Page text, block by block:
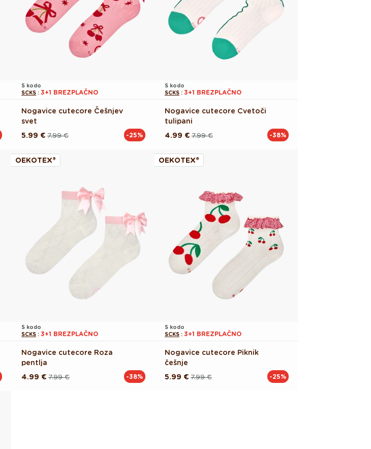
S kodo
SCKS : 3+1 BREZPLAČNO
Nogavice cutecore Češnjev
svet
Redna 7.99 €
Akcijska
5.99 € -25%
S kodo
SCKS : 3+1 BREZPLAČNO
Nogavice cutecore Cvetoči
tulipani
Redna 7.99 €
Akcijska
4.99 € -38%
OEKOTEX®
S kodo
SCKS : 3+1 BREZPLAČNO
Nogavice cutecore Roza
pentlja
Redna 7.99 €
Akcijska
4.99 € -38%
OEKOTEX®
S kodo
SCKS : 3+1 BREZPLAČNO
Nogavice cutecore Piknik
češnje
Redna 7.99 €
Akcijska
5.99 € -25%